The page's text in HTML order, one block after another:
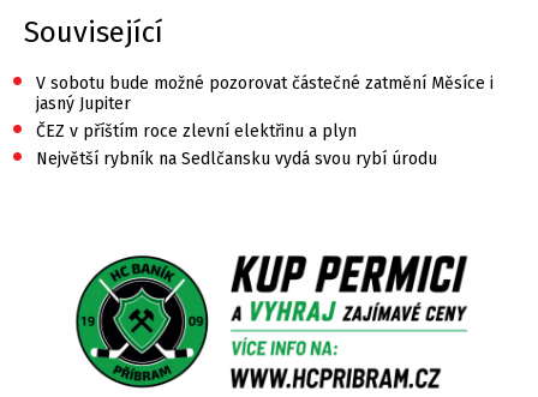
Související
•
V sobotu bude možné pozorovat částečné zatmění Měsíce i
jasný Jupiter
• ČEZ v příštím roce zlevní elektřinu a plyn
• Největší rybník na Sedlčansku vydá svou rybí úrodu